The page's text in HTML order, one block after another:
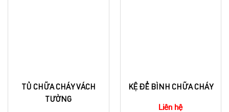
TỦ CHỮA CHÁY VÁCH
TƯỜNG
KỆ ĐỂ BÌNH CHỮA CHÁY
Liên hệ